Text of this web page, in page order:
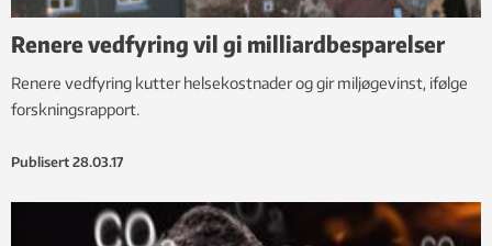
Renere vedfyring vil gi milliardbesparelser
Renere vedfyring kutter helsekostnader og gir miljøgevinst, ifølge
forskningsrapport.
Publisert 28.03.17